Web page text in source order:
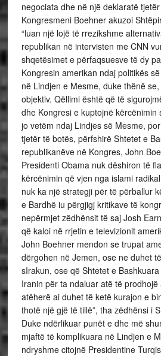
negociata dhe në një deklaratë
Kongresmeni Boehner akuzoi
“luan një lojë të rrezikshme
republikan në intervisten me CNN
shqetësimet e përfaqsuesve të dy
Kongresin amerikan ndaj politikës
në Lindjen e Mesme, duke thënë
objektiv. Qëllimi është që të
dhe Kongresi e kuptojnë
jo vetëm ndaj Lindjes së Mesme,
tjetër të botës, përfshirë Shtetet e
republikanëve në Kongres, John
Presidenti Obama nuk dëshiron të
kërcënimin që vjen nga islami
nuk ka një strategji për të përballur
e Bardhë iu përgjigj kritikave të
nepërmjet zëdhënsit të saj Josh
që kaloi në rrjetin e televizionit
John Boehner mendon se trupat
dërgohen në Jemen, ose ne duhet
sIrakun, ose që Shtetet e
Iranin për ta ndaluar atë të
atëherë ai duhet të ketë kurajon e
thotë një gjë të tillë”, tha zëdhënsi i
Duke ndërlikuar punët e dhe më
mjaftë të komplikuara në Lindjen e
ndryshme citojnë Presidentine